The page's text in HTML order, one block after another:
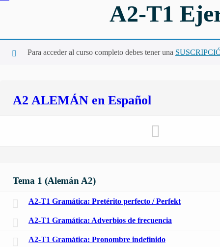
A2-T1
Para acceder al curso completo debes tener una
A2 ALEMÁN en Español
Tema 1 (Alemán A2)
A2-T1 Gramática: Pretérito perfecto / Perfekt
A2-T1 Gramática: Adverbios de frecuencia
A2-T1 Gramática: Pronombre indefinido